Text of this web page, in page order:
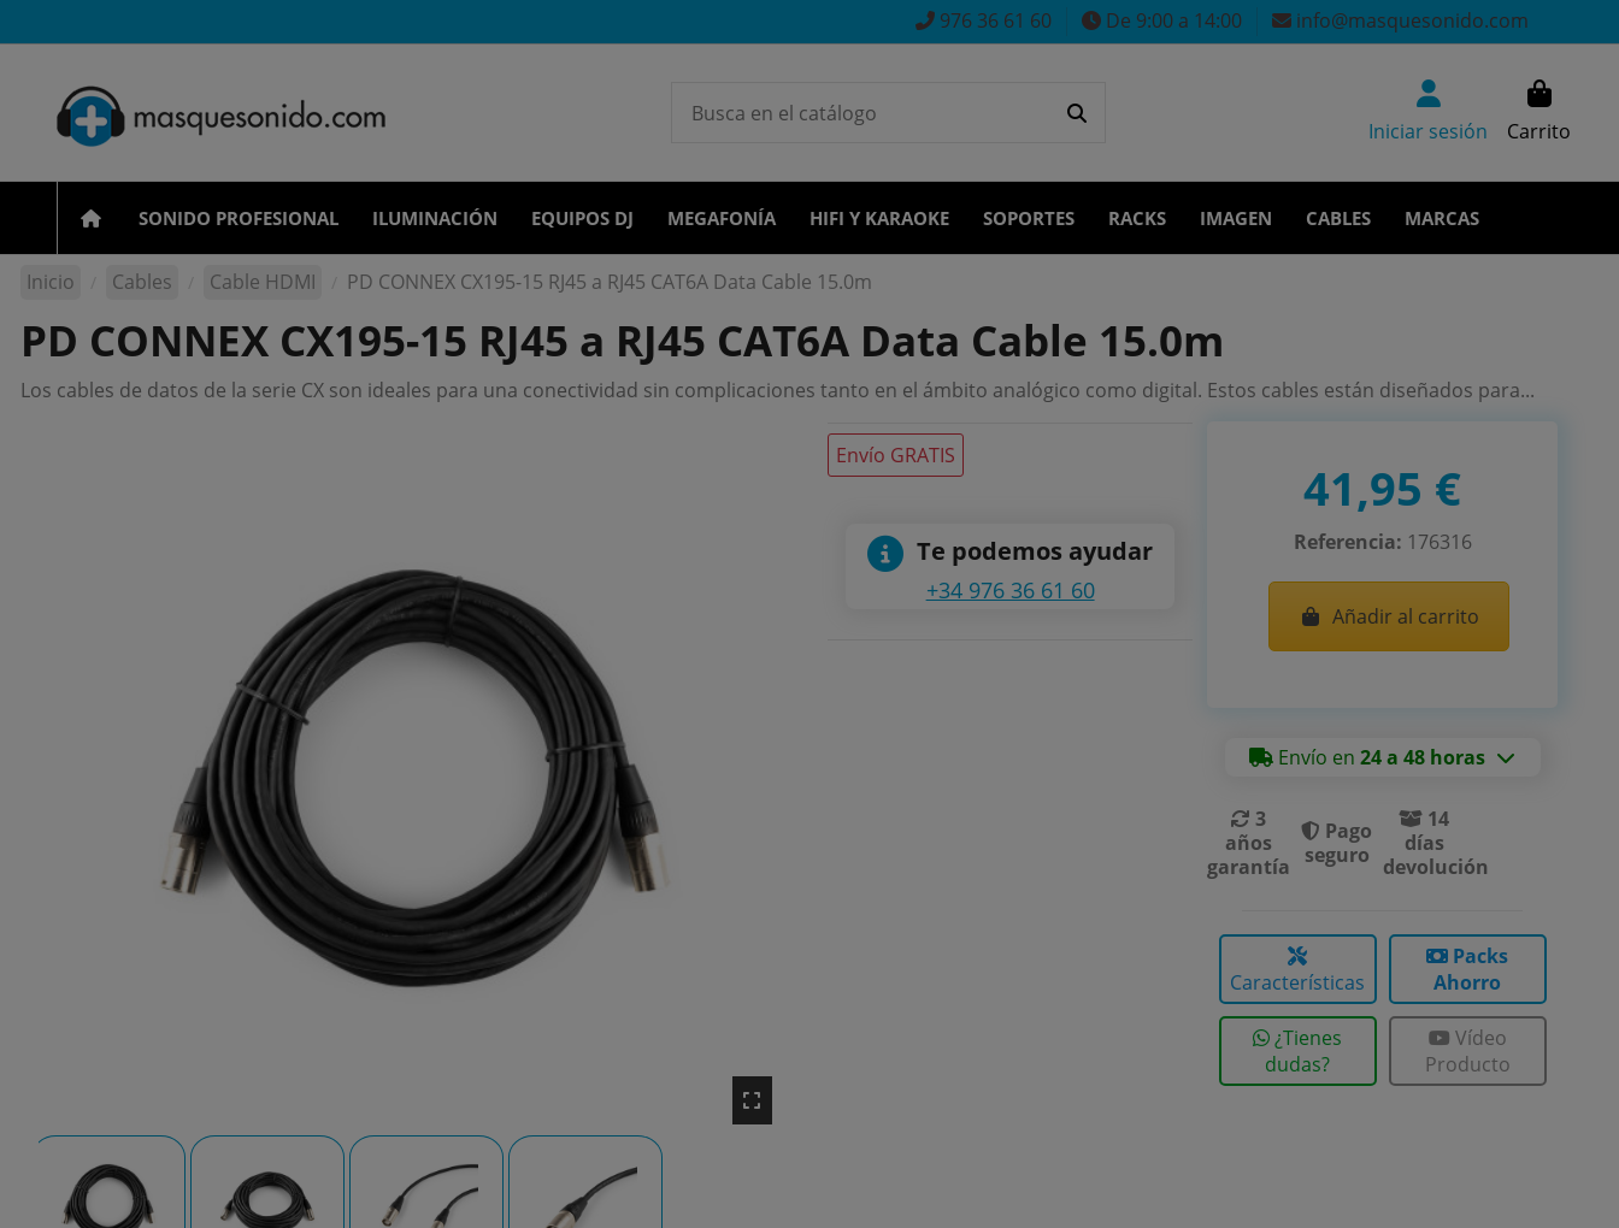
976 36 61 60 De 9:00 a 14:00 info@masquesonido.com
Iniciar sesión Carrito
SONIDO PROFESIONAL ILUMINACIÓN EQUIPOS DJ MEGAFONÍA HIFI Y KARAOKE SOPORTES RACKS IMAGEN CABLES MARCAS
Inicio Cables Cable HDMI PD CONNEX CX195-15 RJ45 a RJ45 CAT6A Data Cable 15.0m
PD CONNEX CX195-15 RJ45 a RJ45 CAT6A Data Cable 15.0m
Los cables de datos de la serie CX son ideales para una conectividad sin complicaciones tanto en el ámbito analógico como digital. Estos cables están diseñados para...
Envío GRATIS
Te podemos ayudar
+34 976 36 61 60
41,95 €
Referencia: 176316
Añadir al carrito
Envío en24 a 48 horas
3
años
garantía
Pago
seguro
14
días
devolución
Características
Packs
Ahorro
¿Tienes
dudas?
Vídeo
Producto